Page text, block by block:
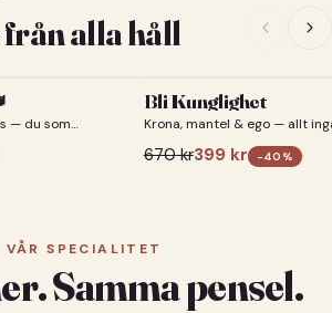
alla håll
— du som
Bli Kunglighet
Krona, mantel & ego — allt
670kr399 kr -40 %
VÅR SPECIALITET
Samma pensel.